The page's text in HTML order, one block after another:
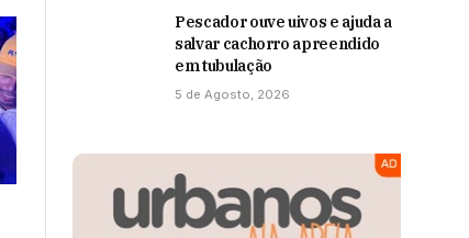
Pescador ouve uivos e ajuda a
salvar cachorro apreendido
em tubulação
5 de Agosto, 2026